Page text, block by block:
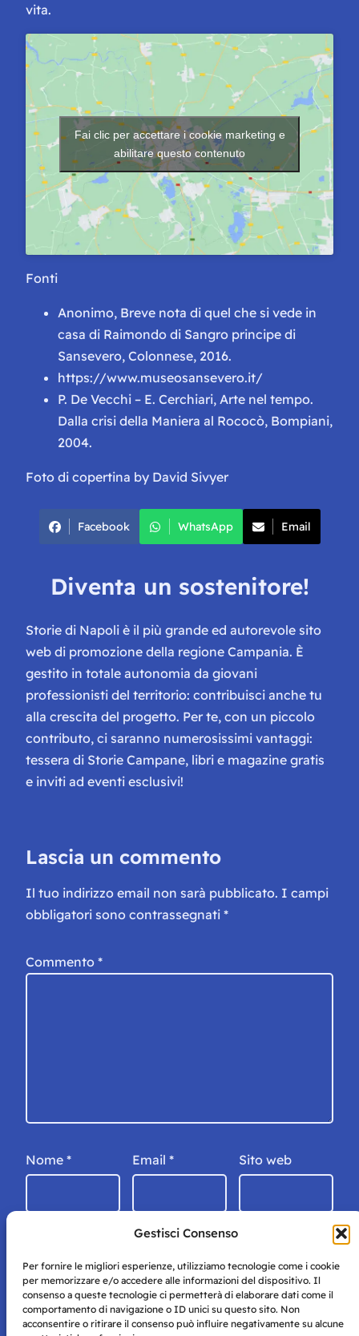
Gestisci Consenso
Per fornire le migliori esperienze, utilizziamo tecnologie come i cookie
per memorizzare e/o accedere alle informazioni del dispositivo. Il
consenso a queste tecnologie ci permetterà di elaborare dati come il
comportamento di navigazione o ID unici su questo sito. Non
acconsentire o ritirare il consenso può influire negativamente su alcune
vita.
Fai clic per accettare i cookie marketing e
abilitare questo contenuto
Fonti
Anonimo, Breve nota di quel che si vede in
casa di Raimondo di Sangro principe di
Sansevero, Colonnese, 2016.
https://www.museosansevero.it/
P. De Vecchi – E. Cerchiari, Arte nel tempo.
Dalla crisi della Maniera al Rococò, Bompiani,
2004.
Foto di copertina by David Sivyer
Facebook WhatsApp Email
Diventa un sostenitore!
Storie di Napoli è il più grande ed autorevole sito
web di promozione della regione Campania. È
gestito in totale autonomia da giovani
professionisti del territorio: contribuisci anche tu
alla crescita del progetto. Per te, con un piccolo
contributo, ci saranno numerosissimi vantaggi:
tessera di Storie Campane, libri e magazine gratis
e inviti ad eventi esclusivi!
Lascia un commento
Il tuo indirizzo email non sarà pubblicato. I campi
obbligatori sono contrassegnati *
Commento *
Nome * Email * Sito web